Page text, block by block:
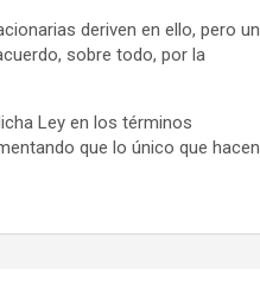
deriven en ello, pero un
sobre todo, por la
Ley en los términos
que lo único que hacen